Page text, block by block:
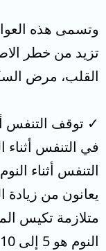
وتسمى هذه
تزيد من خطر
القلب، مرض
✓ توقف التنفس
في التنفس أثناء
التنفس أثناء
يعانون من زيادة
متلازمة تكيس